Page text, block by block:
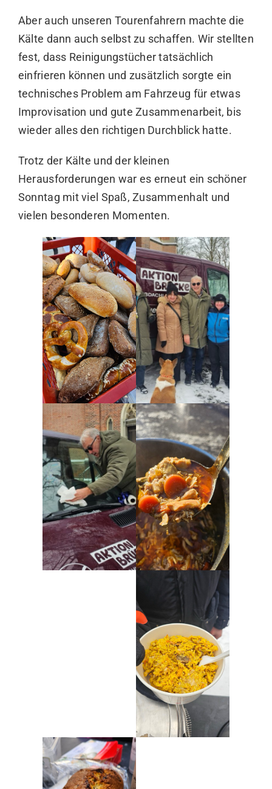
Aber auch unseren Tourenfahrern machte die
Kälte dann auch selbst zu schaffen. Wir stellten
fest, dass Reinigungstücher tatsächlich
einfrieren können und zusätzlich sorgte ein
technisches Problem am Fahrzeug für etwas
Improvisation und gute Zusammenarbeit, bis
wieder alles den richtigen Durchblick hatte.
Trotz der Kälte und der kleinen
Herausforderungen war es erneut ein schöner
Sonntag mit viel Spaß, Zusammenhalt und
vielen besonderen Momenten.